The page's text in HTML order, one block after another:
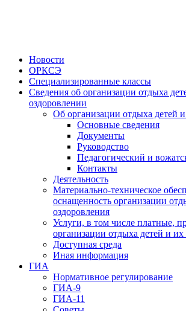
Новости
ОРКСЭ
Специализированные классы
Сведения об организации отдыха
оздоровлении
Об организации отдыха детей
Основные сведения
Документы
Руководство
Педагогический и
Контакты
Деятельность
Материально-техническое
оснащенность организации
оздоровления
Услуги, в том числе платные,
организации отдыха детей и их
Доступная среда
Иная информация
ГИА
Нормативное регулирование
ГИА-9
ГИА-11